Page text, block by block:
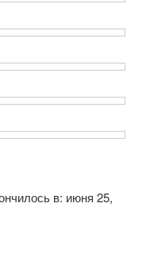
в: июня 25,